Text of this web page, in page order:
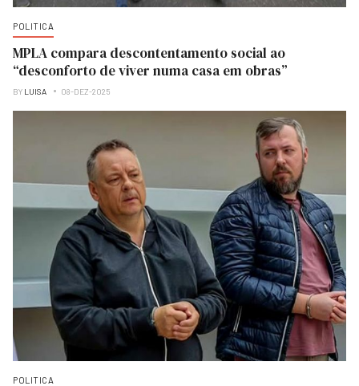
POLITICA
MPLA compara descontentamento social ao
“desconforto de viver numa casa em obras”
BY LUISA 08-DEZ-2025
POLITICA